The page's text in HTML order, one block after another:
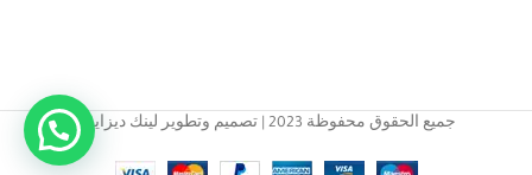
جميع الحقوق محفوظة 2023 | تصميم وتطوير لينك ديزاين.